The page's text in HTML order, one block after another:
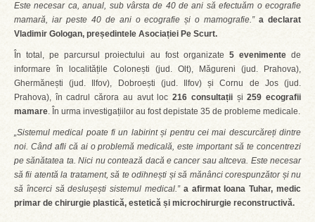
Este necesar ca, anual, sub vârsta de 40 de ani să efectuăm o ecografie
mamară, iar peste 40 de ani o ecografie și o mamografie.” a declarat
Vladimir Gologan, președintele Asociației Pe Scurt.
În total, pe parcursul proiectului au fost organizate 5 evenimentede
informare în localitățile Colonești (jud. Olt), Măgureni (jud. Prahova),
Ghermănești (jud. Ilfov), Dobroești (jud. Ilfov) și Cornu de Jos (jud.
Prahova), în cadrul cărora au avut loc216 consultațiiși259 ecografii
mamare. În urma investigațiilor au fost depistate 35 de probleme medicale.
„Sistemul medical poate fi un labirint și pentru cei mai descurcăreți dintre
noi. Când afli că ai o problemă medicală, este important să te concentrezi
pe sănătatea ta. Nici nu contează dacă e cancer sau altceva. Este necesar
să fii atentă la tratament, să te odihnești și să mănânci corespunzător și nu
să încerci să deslușești sistemul medical.” a afirmat Ioana Tuhar, medic
primar de chirurgie plastică, estetică și microchirurgie reconstructivă.